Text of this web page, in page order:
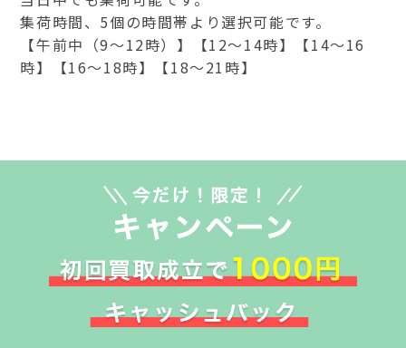
集荷時間、5個の時間帯より選択可能です。
【午前中（9～12時）】【12～14時】【14～16
時】【16～18時】【18～21時】